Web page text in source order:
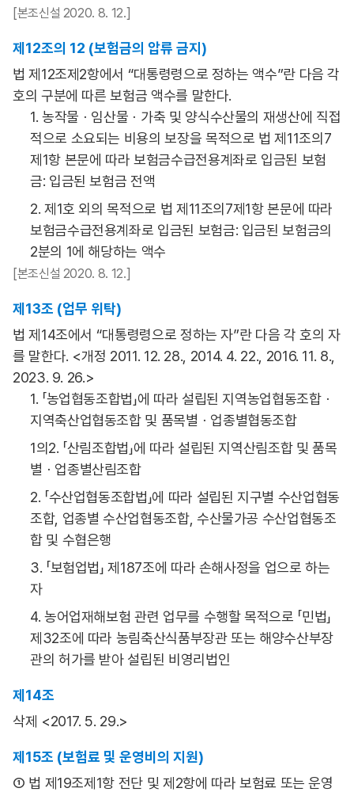
[본조신설 2020. 8. 12.]
제12조의 12 (보험금의 압류 금지)
법 제12조제2항에서 “대통령령으로 정하는 액수”란 다음 각
호의 구분에 따른 보험금 액수를 말한다.
1. 농작물ㆍ임산물ㆍ가축 및 양식수산물의 재생산에 직접
적으로 소요되는 비용의 보장을 목적으로 법 제11조의7
제1항 본문에 따라 보험금수급전용계좌로 입금된 보험
금: 입금된 보험금 전액
2. 제1호 외의 목적으로 법 제11조의7제1항 본문에 따라
보험금수급전용계좌로 입금된 보험금: 입금된 보험금의
2분의 1에 해당하는 액수
[본조신설 2020. 8. 12.]
제13조 (업무 위탁)
법 제14조에서 “대통령령으로 정하는 자”란 다음 각 호의 자
를 말한다. <개정 2011. 12. 28., 2014. 4. 22., 2016. 11. 8.,
2023. 9. 26.>
1. 「농업협동조합법」에 따라 설립된 지역농업협동조합ㆍ
지역축산업협동조합 및 품목별ㆍ업종별협동조합
1의2. 「산림조합법」에 따라 설립된 지역산림조합 및 품목
별ㆍ업종별산림조합
2. 「수산업협동조합법」에 따라 설립된 지구별 수산업협동
조합, 업종별 수산업협동조합, 수산물가공 수산업협동조
합 및 수협은행
3. 「보험업법」 제187조에 따라 손해사정을 업으로 하는
자
4. 농어업재해보험 관련 업무를 수행할 목적으로 「민법」
제32조에 따라 농림축산식품부장관 또는 해양수산부장
관의 허가를 받아 설립된 비영리법인
제14조
삭제 <2017. 5. 29.>
제15조 (보험료 및 운영비의 지원)
① 법 제19조제1항 전단 및 제2항에 따라 보험료 또는 운영